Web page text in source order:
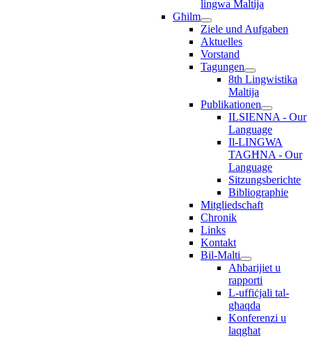
lingwa Maltija
Għilm
Ziele und Aufgaben
Aktuelles
Vorstand
Tagungen
8th Lingwistika
Maltija
Publikationen
ILSIENNA - Our
Language
Il-LINGWA
TAGĦNA - Our
Language
Sitzungsberichte
Bibliographie
Mitgliedschaft
Chronik
Links
Kontakt
Bil-Malti
Aħbarijiet u
rapporti
L-uffiċjali tal-
għaqda
Konferenzi u
laqgħat